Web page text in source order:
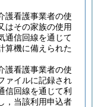
護看護事業者の使
はその家族の使用
通信回線を通じて
算機に備えられた
護看護事業者の使
ァイルに記録され
信回線を通じて利
，当該利用申込者